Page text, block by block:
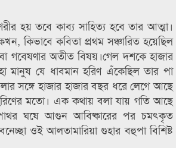
হয় তবে কাব্য সাহিত্য হবে তার আত্মা।
কিভাবে কবিতা প্রথম সঞ্চারিত হয়েছিল
গবেষণার অতীত বিষয়।গেল দশকে হাজার
মানুষ যে ধাবমান হরিণ এঁকেছিল তার পা
সঙ্গে হাজার হাজার বছর ধরে লেগে আছে
মতো। এক কথায় বলা যায় গতি আছে
ঘষে আগুন আবিষ্কারের পর চমৎকৃত
ওই আলতামারিয়া গুহার বহুপা বিশিষ্ট